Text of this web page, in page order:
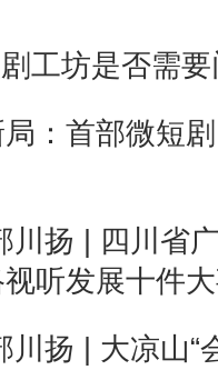
工坊是否需
：首部微短
川扬 | 四川省
听发展十件
川扬 | 大凉山“